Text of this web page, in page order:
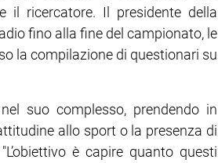
il ricercatore. Il presidente della
fino alla fine del campionato, le
la compilazione di questionari su
suo complesso, prendendo in
allo sport o la presenza di
è capire quanto questi